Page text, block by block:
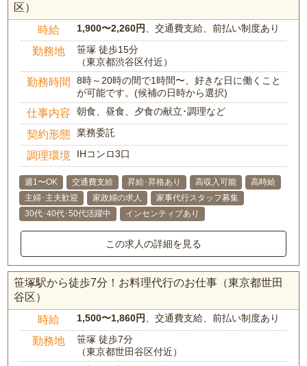
区）
時給 1,900〜2,260円 、交通費支給、前払い制度あり
勤務地
笹塚 徒歩15分
（東京都渋谷区付近）
勤務時間
8時～20時の間で1時間〜、好きな日に働くこと
が可能です。(候補の日時から選択)
仕事内容 朝食、昼食、夕食の献立･調理など
契約形態 業務委託
調理環境 IHコンロ3口
週1〜OK 交通費支給 昇給･昇格あり 高収入可能
高時給
主婦･主夫歓迎
家政婦の求人
家事代行スタッフ募集
30代･40代･50代活躍中
インセンティブあり
この求人の詳細を見る
笹塚駅から徒歩7分！お料理代行のお仕事（東京都世田
谷区）
時給 1,500〜1,860円 、交通費支給、前払い制度あり
勤務地
笹塚 徒歩7分
（東京都世田谷区付近）